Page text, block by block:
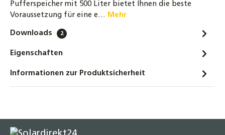
Pufferspeicher mit 500 Liter bietet Ihnen die beste
Voraussetzung für eine e… Mehr
Downloads 2
Eigenschaften
Informationen zur Produktsicherheit